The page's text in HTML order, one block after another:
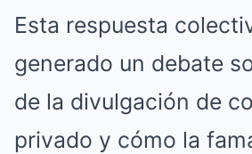
Esta respuesta
generado un debate
de la divulgación de
privado y cómo la